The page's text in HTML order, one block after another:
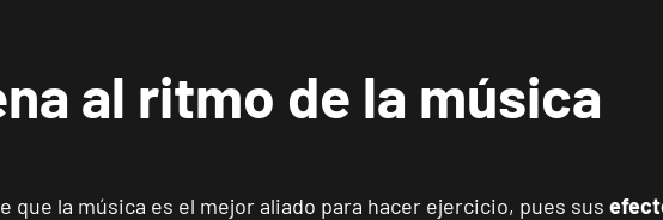
Reus Carrillet
al ritmo de la música
que la música es el mejor aliado para hacer ejercicio, pues sus